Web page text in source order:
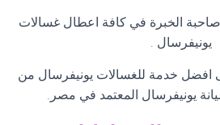
صاحبة الخبرة في كافة اعطال غسالات
يونيفرسال
افضل خدمة للغسالات يونيفرسال من
يونيفرسال المعتمد في مصر